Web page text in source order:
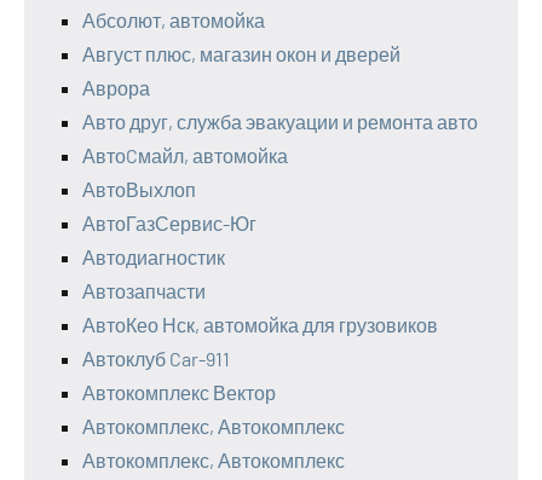
Абсолют, автомойка
Август плюс, магазин окон и дверей
Аврора
Авто друг, служба эвакуации и ремонта авто
АвтоCмайл, автомойка
АвтоВыхлоп
АвтоГазСервис-Юг
Автодиагностик
Автозапчасти
АвтоКео Нск, автомойка для грузовиков
Автоклуб Car-911
Автокомплекс Вектор
Автокомплекс, Автокомплекс
Автокомплекс, Автокомплекс